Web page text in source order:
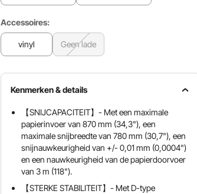
Accessoires:
vinyl Geen lade
Kenmerken & details
【SNIJCAPACITEIT】- Met een maximale
papierinvoer van 870 mm (34,3"), een
maximale snijbreedte van 780 mm (30,7"), een
snijnauwkeurigheid van +/- 0,01 mm (0,0004")
en een nauwkeurigheid van de papierdoorvoer
van 3 m (118").
【STERKE STABILITEIT】- Met D-type